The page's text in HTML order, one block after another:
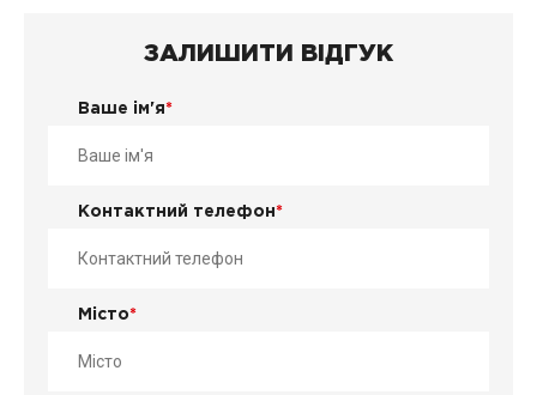
ЗАЛИШИТИ ВІДГУК
Ваше ім'я*
Контактний телефон*
Місто*